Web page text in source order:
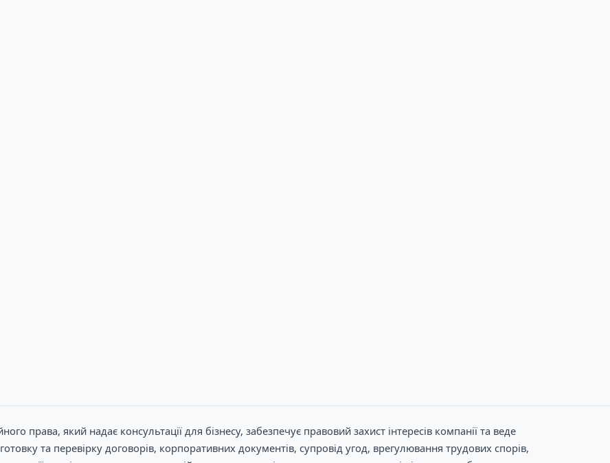
права, який надає консультації для бізнесу, забезпечує правовий захист інтересів компанії та веде
та перевірку договорів, корпоративних документів, супровід угод, врегулювання трудових спорів,